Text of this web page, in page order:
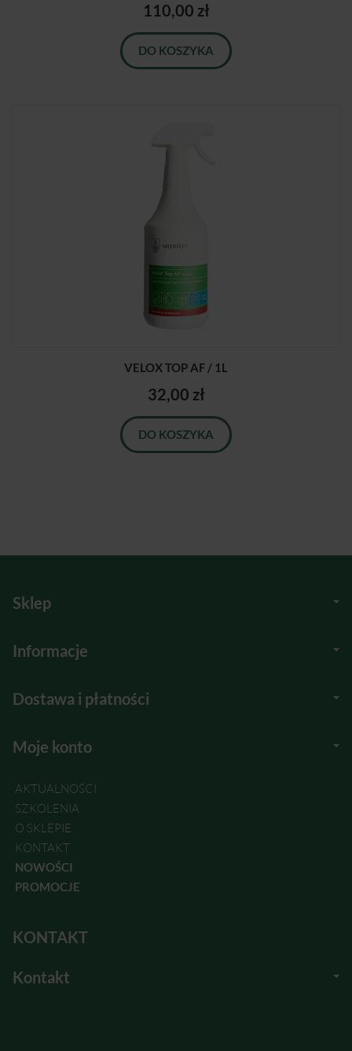
110,00 zł
DO KOSZYKA
VELOX TOP AF / 1L
32,00 zł
DO KOSZYKA
Sklep
Informacje
Dostawa i płatności
Moje konto
AKTUALNOŚCI
SZKOLENIA
O SKLEPIE
KONTAKT
NOWOŚCI
PROMOCJE
KONTAKT
Kontakt